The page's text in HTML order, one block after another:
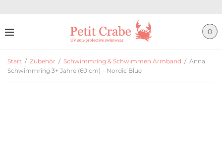
0
Start / Zubehör / Schwimmring & Schwimmen Armband / Anna
Schwimmring 3+ Jahre (60 cm) – Nordic Blue